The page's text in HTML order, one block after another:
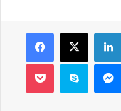
Facebook
X
Pocket Skype